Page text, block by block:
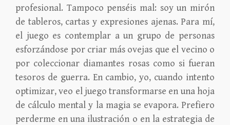
profesional. Tampoco penséis mal: soy un mirón
de tableros, cartas y expresiones ajenas. Para mí,
el juego es contemplar a un grupo de personas
esforzándose por criar más ovejas que el vecino o
por coleccionar diamantes rosas como si fueran
tesoros de guerra. En cambio, yo, cuando intento
optimizar, veo el juego transformarse en una hoja
de cálculo mental y la magia se evapora. Prefiero
perderme en una ilustración o en la estrategia de